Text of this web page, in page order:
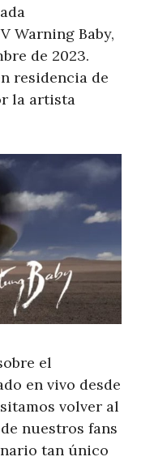
Warning Baby,
de 2023.
residencia de
la artista
el
en vivo desde
volver al
nuestros fans
tan único